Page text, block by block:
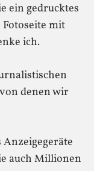
ein gedrucktes
Fotoseite mit
ich.
denen wir
Anzeigegeräte
auch Millionen